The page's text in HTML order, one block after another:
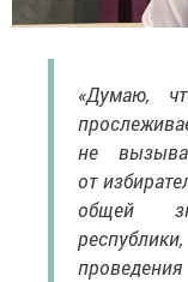
«Думаю,
не
от
общей